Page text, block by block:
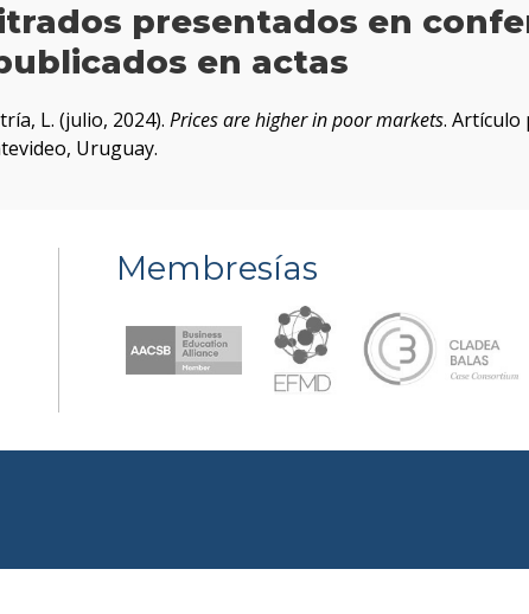
presentados en
en actas
L. (julio, 2024).Prices are higher in poor markets. Artículo
Uruguay.
Membresías